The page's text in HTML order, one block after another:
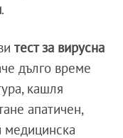
.
тест за вирусна
дълго време
кашля
апатичен,
медицинска